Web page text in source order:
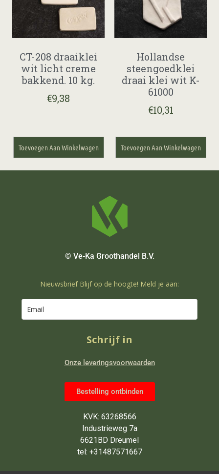
CT-208 draaiklei
wit licht creme
bakkend. 10 kg.
€9,38
Toevoegen Aan Winkelwagen
Hollandse
steengoedklei
draai klei wit K-
61000
€10,31
Toevoegen Aan Winkelwagen
© Ve-Ka Groothandel B.V.
Nieuwsbrief Blijf op de hoogte! Meld je aan:
Schrijf in
Onze leveringsvoorwaarden
Bestelling ontbinden
KVK: 63268566
Industrieweg 7a
6621BD Dreumel
tel: +31487571667